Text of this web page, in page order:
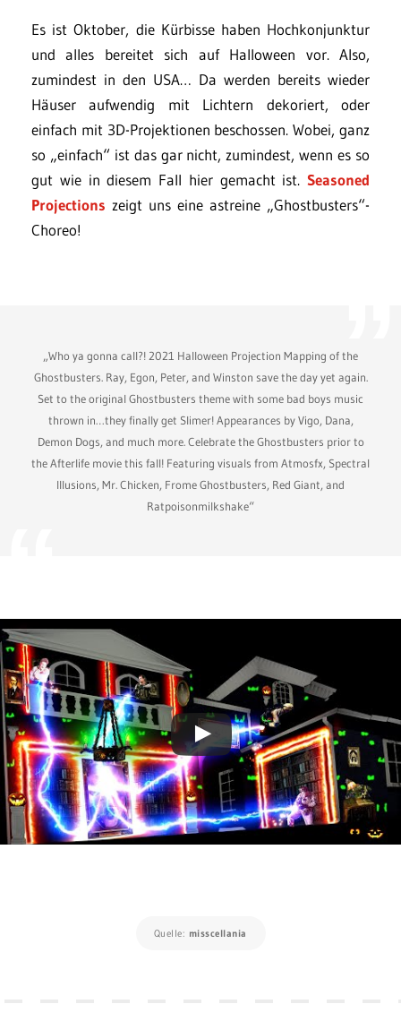
Es ist Oktober, die Kürbisse haben Hochkonjunktur
und alles bereitet sich auf Halloween vor. Also,
zumindest in den USA… Da werden bereits wieder
Häuser aufwendig mit Lichtern dekoriert, oder
einfach mit 3D-Projektionen beschossen. Wobei, ganz
so „einfach“ ist das gar nicht, zumindest, wenn es so
gut wie in diesem Fall hier gemacht ist. Seasoned
Projections zeigt uns eine astreine „Ghostbusters“-
Choreo!
„Who ya gonna call?! 2021 Halloween Projection Mapping of the
Ghostbusters. Ray, Egon, Peter, and Winston save the day yet again.
Set to the original Ghostbusters theme with some bad boys music
thrown in…they finally get Slimer! Appearances by Vigo, Dana,
Demon Dogs, and much more. Celebrate the Ghostbusters prior to
the Afterlife movie this fall! Featuring visuals from Atmosfx, Spectral
Illusions, Mr. Chicken, Frome Ghostbusters, Red Giant, and
Ratpoisonmilkshake“
Quelle: misscellania